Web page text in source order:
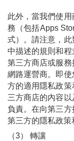
此外，當我們使用
務（包括Apps
式）。請注意，
中描述的規則和
第三方商店或服
網路運營商。即
方的適用隱私政
三方商店的內容
負責。在向第三
第三方的隱私政策
（3） 轉讓